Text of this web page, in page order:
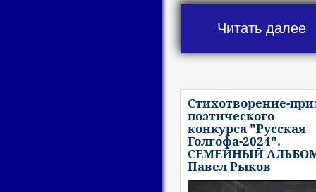
Читать далее
Стихотворение-
поэтического
конкурса "Русская
Голгофа-2024".
СЕМЕЙНЫЙ
Павел Рыков